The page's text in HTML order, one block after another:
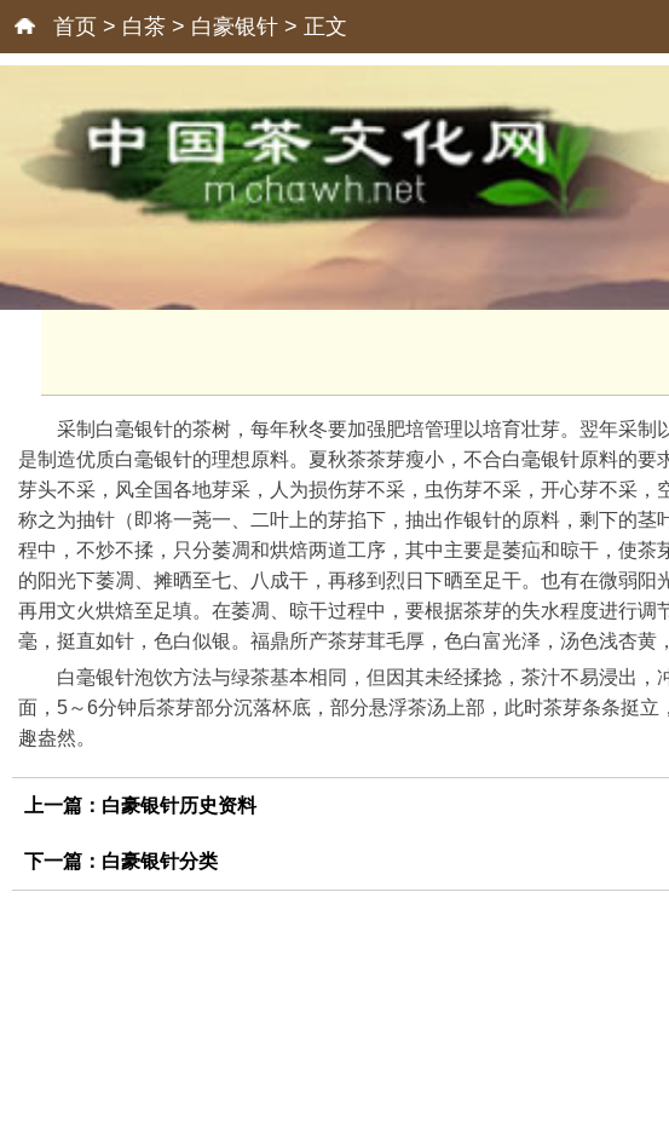
首页 > 白茶 > 白豪银针 > 正文
采制白毫银针的茶树，每年秋冬要加强肥培管理以培育壮芽。翌年采
是制造优质白毫银针的理想原料。夏秋茶茶芽瘦小，不合白毫银针原料的
芽头不采，风全国各地芽采，人为损伤芽不采，虫伤芽不采，开心芽不采
称之为抽针（即将一荛一、二叶上的芽掐下，抽出作银针的原料，剩下的
程中，不炒不揉，只分萎凋和烘焙两道工序，其中主要是萎疝和晾干，使
的阳光下萎凋、摊晒至七、八成干，再移到烈日下晒至足干。也有在微弱
再用文火烘焙至足填。在萎凋、晾干过程中，要根据茶芽的失水程度进行
毫，挺直如针，色白似银。福鼎所产茶芽茸毛厚，色白富光泽，汤色浅杏黄
白毫银针泡饮方法与绿茶基本相同，但因其未经揉捻，茶汁不易浸出
面，5～6分钟后茶芽部分沉落杯底，部分悬浮茶汤上部，此时茶芽条条挺
趣盎然。
上一篇： 白豪银针历史资料
下一篇： 白豪银针分类